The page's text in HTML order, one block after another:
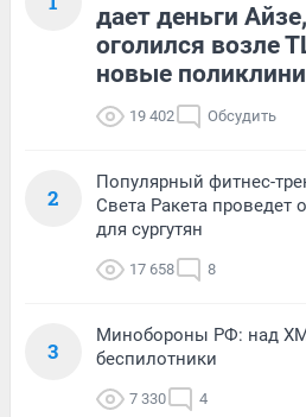
дает деньги
оголился возле
новые
19 402 Обсудить
2
Популярный фитнес-
Света Ракета проведет
для сургутян
17 658 8
3
Минобороны РФ: над
беспилотники
7 330 4